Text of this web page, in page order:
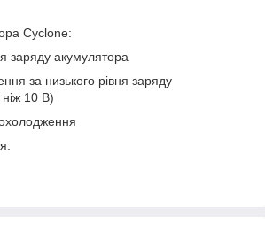
Cyclone:
заряду акумулятора
за низького рівня заряду
10 В)